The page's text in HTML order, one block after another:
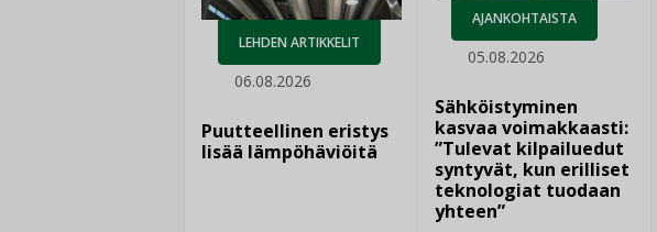
LEHDEN ARTIKKELIT
06.08.2026
Puutteellinen eristys
lisää lämpöhäviöitä
AJANKOHTAISTA
05.08.2026
Sähköistyminen
kasvaa voimakkaasti:
”Tulevat kilpailuedut
syntyvät, kun erilliset
teknologiat tuodaan
yhteen”